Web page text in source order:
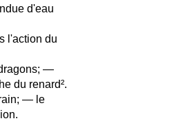
d'eau
l'action du
—
du renard².
— le